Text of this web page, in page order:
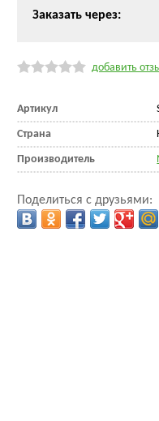
Заказать через:
добавить
Артикул
Страна
Производитель
Поделиться с друзьями: